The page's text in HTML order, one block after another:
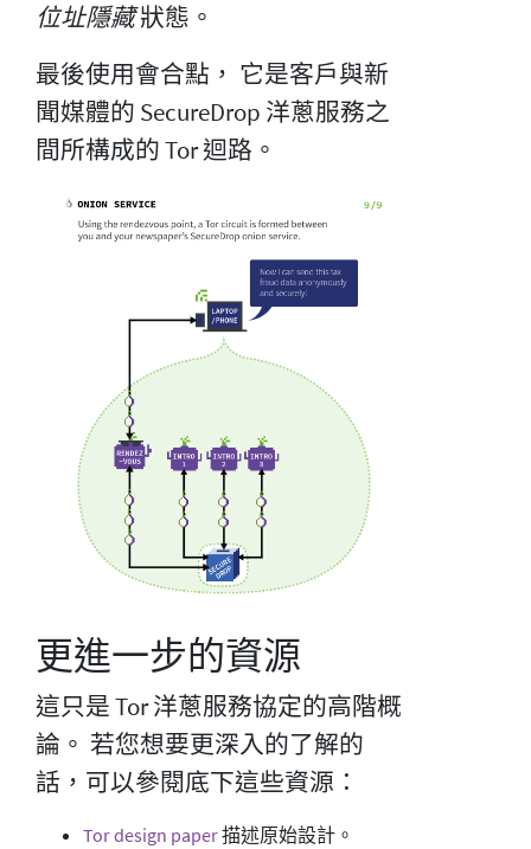
位址隱藏狀態。
最後使用會合點， 它是客戶與新
聞媒體的 SecureDrop 洋蔥服務之
間所構成的 Tor 迴路。
更進一步的資源
這只是 Tor 洋蔥服務協定的高階概
論。 若您想要更深入的了解的
話，可以參閱底下這些資源：
Tor design paper描述原始設計。